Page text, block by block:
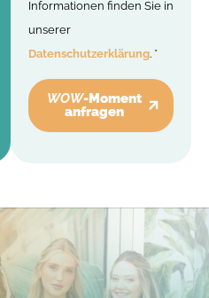
Informationen finden Sie in
unserer
Datenschutzerklärung. *
WOW-Moment
anfragen